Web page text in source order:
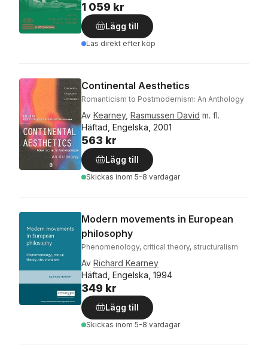
1 059 kr
Lägg till
Läs direkt efter köp
Continental Aesthetics
Romanticism to Postmodernism: An Anthology
Av Kearney, Rasmussen David m. fl.
Häftad, Engelska, 2001
563 kr
Lägg till
Skickas inom 5-8 vardagar
Modern movements in European
philosophy
Phenomenology, critical theory, structuralism
Av Richard Kearney
Häftad, Engelska, 1994
349 kr
Lägg till
Skickas inom 5-8 vardagar